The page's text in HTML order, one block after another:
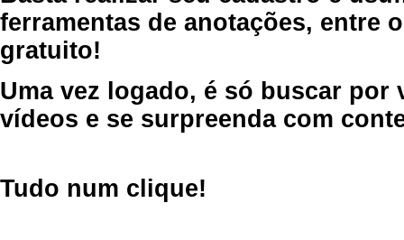
ferramentas de anotações, entre
gratuito!
Uma vez logado, é só buscar por
vídeos e se surpreenda com
Tudo num clique!